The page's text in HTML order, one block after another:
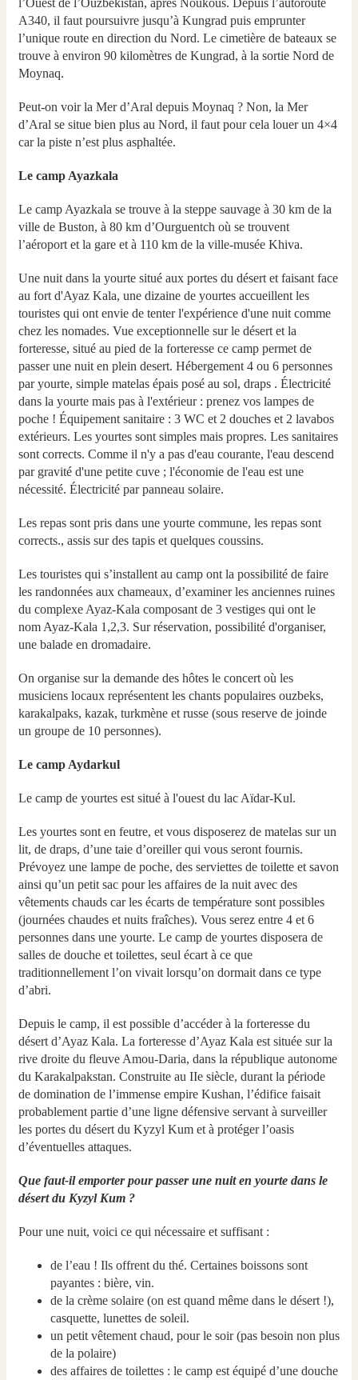
l’Ouest de l’Ouzbékistan, après Noukous. Depuis l’autoroute
A340, il faut poursuivre jusqu’à Kungrad puis emprunter
l’unique route en direction du Nord. Le cimetière de bateaux se
trouve à environ 90 kilomètres de Kungrad, à la sortie Nord de
Moynaq.
Peut-on voir la Mer d’Aral depuis Moynaq ? Non, la Mer
d’Aral se situe bien plus au Nord, il faut pour cela louer un 4×4
car la piste n’est plus asphaltée.
Le camp Ayazkala
Le camp Ayazkala se trouve à la steppe sauvage à 30 km de la
ville de Buston, à 80 km d’Ourguentch où se trouvent
l’aéroport et la gare et à 110 km de la ville-musée Khiva.
Une nuit dans la yourte situé aux portes du désert et faisant face
au fort d'Ayaz Kala, une dizaine de yourtes accueillent les
touristes qui ont envie de tenter l'expérience d'une nuit comme
chez les nomades. Vue exceptionnelle sur le désert et la
forteresse, situé au pied de la forteresse ce camp permet de
passer une nuit en plein desert. Hébergement 4 ou 6 personnes
par yourte, simple matelas épais posé au sol, draps . Électricité
dans la yourte mais pas à l'extérieur : prenez vos lampes de
poche ! Équipement sanitaire : 3 WC et 2 douches et 2 lavabos
extérieurs. Les yourtes sont simples mais propres. Les sanitaires
sont corrects. Comme il n'y a pas d'eau courante, l'eau descend
par gravité d'une petite cuve ; l'économie de l'eau est une
nécessité. Électricité par panneau solaire.
Les repas sont pris dans une yourte commune, les repas sont
corrects., assis sur des tapis et quelques coussins.
Les touristes qui s’installent au camp ont la possibilité de faire
les randonnées aux chameaux, d’examiner les anciennes ruines
du complexe Ayaz-Kala composant de 3 vestiges qui ont le
nom Ayaz-Kala 1,2,3. Sur réservation, possibilité d'organiser,
une balade en dromadaire.
On organise sur la demande des hôtes le concert où les
musiciens locaux représentent les chants populaires ouzbeks,
karakalpaks, kazak, turkmène et russe (sous reserve de joinde
un groupe de 10 personnes).
Le camp Aydarkul
Le camp de yourtes est situé à l'ouest du lac Aïdar-Kul.
Les yourtes sont en feutre, et vous disposerez de matelas sur un
lit, de draps, d’une taie d’oreiller qui vous seront fournis.
Prévoyez une lampe de poche, des serviettes de toilette et savon
ainsi qu’un petit sac pour les affaires de la nuit avec des
vêtements chauds car les écarts de température sont possibles
(journées chaudes et nuits fraîches). Vous serez entre 4 et 6
personnes dans une yourte. Le camp de yourtes disposera de
salles de douche et toilettes, seul écart à ce que
traditionnellement l’on vivait lorsqu’on dormait dans ce type
d’abri.
Depuis le camp, il est possible d’accéder à la forteresse du
désert d’Ayaz Kala. La forteresse d’Ayaz Kala est située sur la
rive droite du fleuve Amou-Daria, dans la république autonome
du Karakalpakstan. Construite au IIe siècle, durant la période
de domination de l’immense empire Kushan, l’édifice faisait
probablement partie d’une ligne défensive servant à surveiller
les portes du désert du Kyzyl Kum et à protéger l’oasis
d’éventuelles attaques.
Que faut-il emporter pour passer une nuit en yourte dans le
désert du Kyzyl Kum ?
Pour une nuit, voici ce qui nécessaire et suffisant :
de l’eau ! Ils offrent du thé. Certaines boissons sont
payantes : bière, vin.
de la crème solaire (on est quand même dans le désert !),
casquette, lunettes de soleil.
un petit vêtement chaud, pour le soir (pas besoin non plus
de la polaire)
des affaires de toilettes : le camp est équipé d’une douche